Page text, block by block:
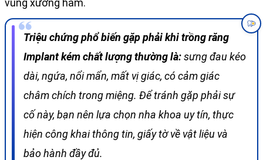
vùng xương hàm.
Triệu chứng phổ biến gặp phải khi trồng răng
Implant kém chất lượng thường là:sưng đau kéo
dài, ngứa, nổi mẩn, mất vị giác, có cảm giác
châm chích trong miệng. Để tránh gặp phải sự
cố này, bạn nên lựa chọn nha khoa uy tín, thực
hiện công khai thông tin, giấy tờ về vật liệu và
bảo hành đầy đủ.